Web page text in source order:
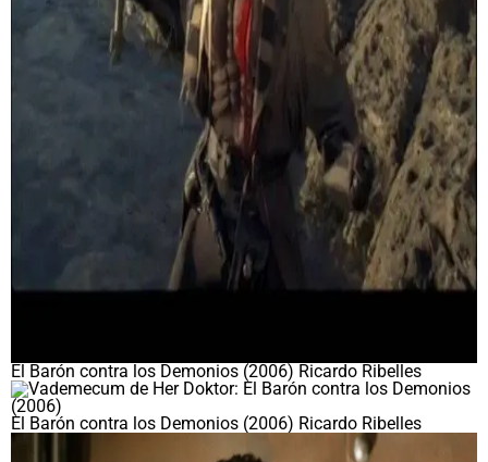
El Barón contra los Demonios (2006) Ricardo Ribelles
El Barón contra los Demonios (2006) Ricardo Ribelles